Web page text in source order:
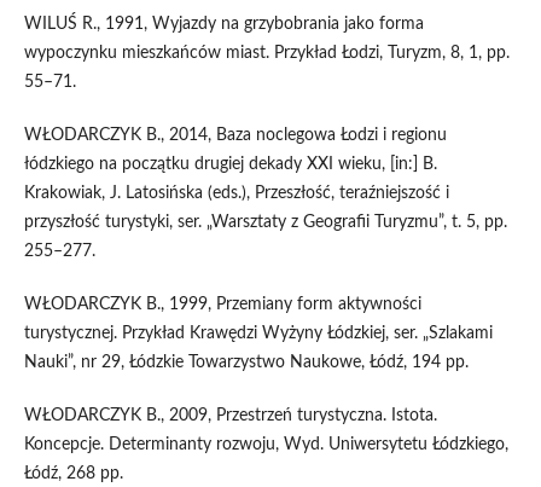
WILUŚ R., 1991, Wyjazdy na grzybobrania jako forma
wypoczynku mieszkańców miast. Przykład Łodzi, Turyzm, 8, 1, pp.
55–71.
WŁODARCZYK B., 2014, Baza noclegowa Łodzi i regionu
łódzkiego na początku drugiej dekady XXI wieku, [in:] B.
Krakowiak, J. Latosińska (eds.), Przeszłość, teraźniejszość i
przyszłość turystyki, ser. „Warsztaty z Geografii Turyzmu”, t. 5, pp.
255–277.
WŁODARCZYK B., 1999, Przemiany form aktywności
turystycznej. Przykład Krawędzi Wyżyny Łódzkiej, ser. „Szlakami
Nauki”, nr 29, Łódzkie Towarzystwo Naukowe, Łódź, 194 pp.
WŁODARCZYK B., 2009, Przestrzeń turystyczna. Istota.
Koncepcje. Determinanty rozwoju, Wyd. Uniwersytetu Łódzkiego,
Łódź, 268 pp.